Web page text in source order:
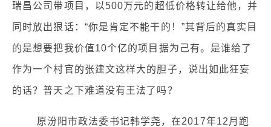
瑞昌公司带项目，以500万元的超低价格转让给他，并
同时放出狠话：“你是肯定不能干的！”其背后的真实目
的是想要把我价值10个亿的项目据为己有。是谁给了
作为一个村官的张建文这样大的胆子，说出如此狂妄
的话？普天之下难道没有王法了吗？
原汾阳市政法委书记韩学尧，在2017年12月跑